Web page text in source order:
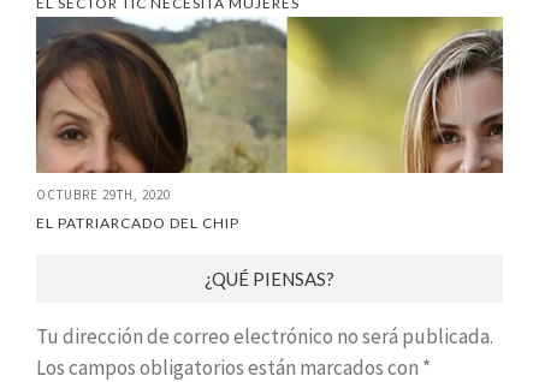
OCTUBRE 29TH, 2020
EL PATRIARCADO DEL CHIP
¿QUÉ PIENSAS?
Tu dirección de correo electrónico no será publicada.
Los campos obligatorios están marcados con *